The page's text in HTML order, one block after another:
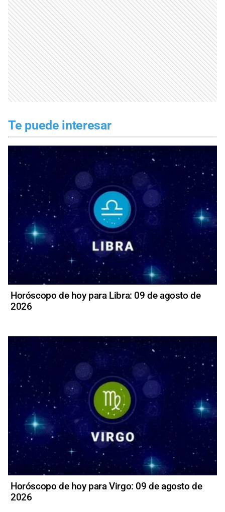
Te puede interesar
Horóscopo de hoy para Libra: 09 de agosto de
2026
Horóscopo de hoy para Virgo: 09 de agosto de
2026